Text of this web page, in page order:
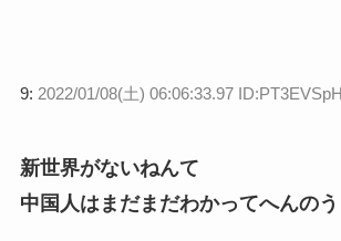
9: 2022/01/08(土) 06:06:33.97
新世界がないねんて
中国人はまだまだわかってへんのう